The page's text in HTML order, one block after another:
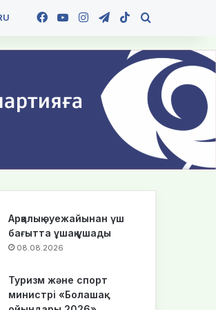
Facebook
YouTubeInstagramTelegram
TikTok
Арқалық әуежайынан үш
бағытта ұшақ ұшады
08.08.2026
Туризм және спорт
министрі «Болашақ